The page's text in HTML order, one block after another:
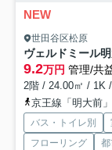
NEW
世田谷区松原
ヴェルドミール
9.2万円 管理/共
2階 / 24.00㎡ / 1K
京王線「明大前
バス・トイレ別
フローリング
都